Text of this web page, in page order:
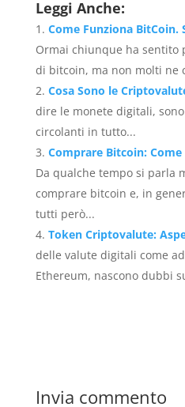
Leggi Anche:
Come Funziona
Ormai chiunque ha sentito
di bitcoin, ma non molti ne
Cosa Sono le
dire le monete digitali,
circolanti in tutto...
Comprare Bitcoin:
Da qualche tempo si parla
comprare bitcoin e, in
tutti però...
Token Criptovalute:
delle valute digitali come
Ethereum, nascono dubbi
Invia commento